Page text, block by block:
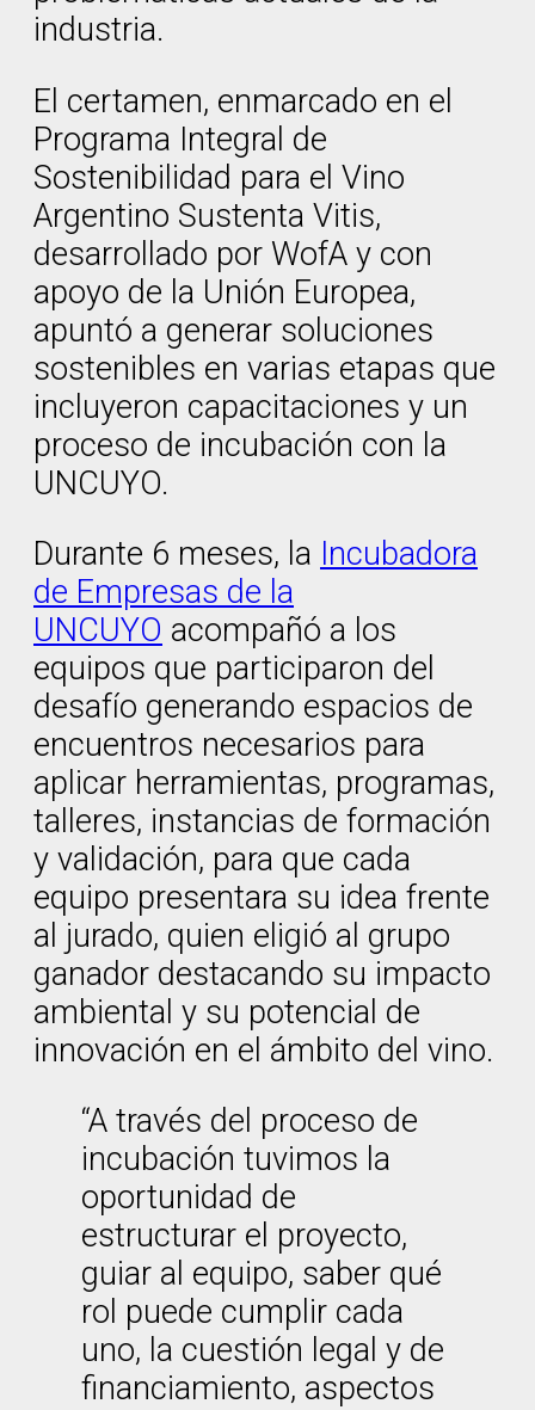
industria.
El certamen, enmarcado en el
Programa Integral de
Sostenibilidad para el Vino
Argentino Sustenta Vitis,
desarrollado por WofA y con
apoyo de la Unión Europea,
apuntó a generar soluciones
sostenibles en varias etapas que
incluyeron capacitaciones y un
proceso de incubación con la
UNCUYO.
Durante 6 meses, la Incubadora
de Empresas de la
UNCUYO acompañó a los
equipos que participaron del
desafío generando espacios de
encuentros necesarios para
aplicar herramientas, programas,
talleres, instancias de formación
y validación, para que cada
equipo presentara su idea frente
al jurado, quien eligió al grupo
ganador destacando su impacto
ambiental y su potencial de
innovación en el ámbito del vino.
“A través del proceso de
incubación tuvimos la
oportunidad de
estructurar el proyecto,
guiar al equipo, saber qué
rol puede cumplir cada
uno, la cuestión legal y de
financiamiento, aspectos